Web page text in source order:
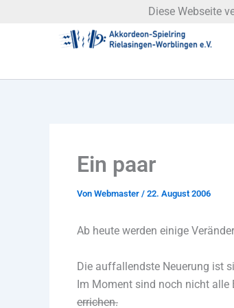
Ein paar
Von Webmaster / 22. August 2006
Ab heute werden einige
Die auffallendste Neuerung ist
Im Moment sind noch nicht alle
errichen.
Diese Webseite